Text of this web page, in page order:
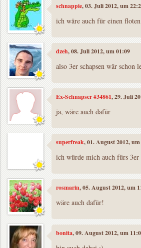
schnappie, 03. Juli 2012, um
ich wäre auch für einen
dzeh, 08. Juli 2012, um 01:09
also 3er schapsen wär schon
Ex-Schnapser #34861, 29. Juli
ja, wäre auch dafür
superfreak, 01. August 2012,
ich würde mich auch fürs 3er
rosmarin, 05. August 2012, um
wäre auch dafür!
bonita, 09. August 2012, um